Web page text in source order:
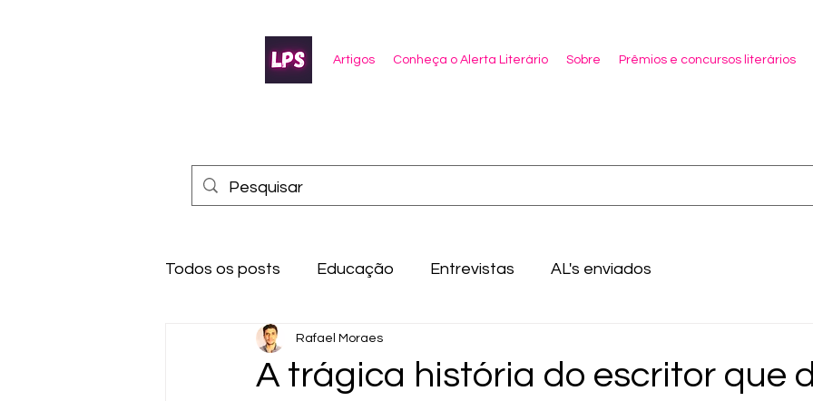
Artigos Conheça o Alerta Literário Sobre Prêmios e concursos literários
Todos os posts Educação Entrevistas AL's enviados
A trágica história do escritor que
Rafael Moraes